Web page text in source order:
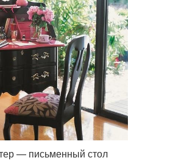
— письменный стол